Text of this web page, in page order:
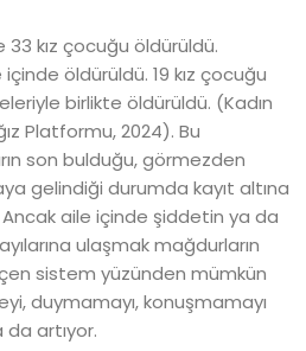
33 kız çocuğu öldürüldü.
içinde öldürüldü. 19 kız çocuğu
birlikte öldürüldü. (Kadın
Platformu, 2024). Bu
son bulduğu, görmezden
gelindiği durumda kayıt altına
Ancak aile içinde şiddetin ya da
ulaşmak mağdurların
sistem yüzünden mümkün
duymamayı, konuşmamayı
artıyor.